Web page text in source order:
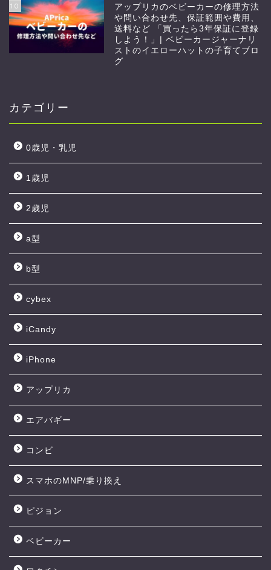
10
アップリカのベビーカーの修理方法
や問い合わせ先、保証範囲や費用、
送料など 「買ったら3年保証に登録
しよう！」| ベビーカージャーナリ
ストのイエローハットの子育てブロ
グ
カテゴリー
0歳児・乳児
1歳児
2歳児
a型
b型
cybex
iCandy
iPhone
アップリカ
エアバギー
コンビ
スマホのMNP/乗り換え
ピジョン
ベビーカー